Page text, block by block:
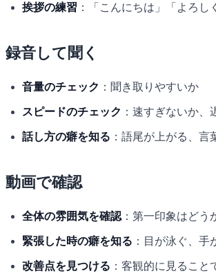
挨拶の練習 ：「こんにちは」「よろし
録音して聞く
音量のチェック ：聞き取りやすいか
スピードのチェック ：速すぎないか、
話し方の癖を知る ：語尾が上がる、言
動画で確認
全体の雰囲気を確認 ：第一印象はどう
緊張した時の癖を知る ：目が泳ぐ、手
改善点を見つける ：客観的に見ること